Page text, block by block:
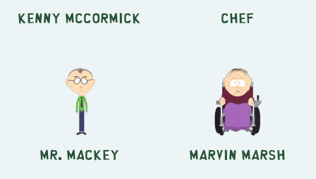
Kenny McCormick Chef
Mr. Mackey Marvin Marsh